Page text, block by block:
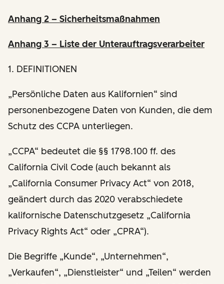
Anhang 2 – Sicherheitsmaßnahmen
Anhang 3 – Liste der Unterauftragsverarbeiter
1. DEFINITIONEN
„Persönliche Daten aus Kalifornien“ sind
personenbezogene Daten von Kunden, die dem
Schutz des CCPA unterliegen.
„CCPA“ bedeutet die §§ 1798.100 ff. des
California Civil Code (auch bekannt als
„California Consumer Privacy Act“ von 2018,
geändert durch das 2020 verabschiedete
kalifornische Datenschutzgesetz „California
Privacy Rights Act“ oder „CPRA“).
Die Begriffe „Kunde“, „Unternehmen“,
„Verkaufen“, „Dienstleister“ und „Teilen“ werden